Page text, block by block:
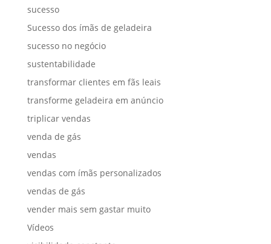
sucesso
Sucesso dos ímãs de geladeira
sucesso no negócio
sustentabilidade
transformar clientes em fãs leais
transforme geladeira em anúncio
triplicar vendas
venda de gás
vendas
vendas com ímãs personalizados
vendas de gás
vender mais sem gastar muito
Vídeos